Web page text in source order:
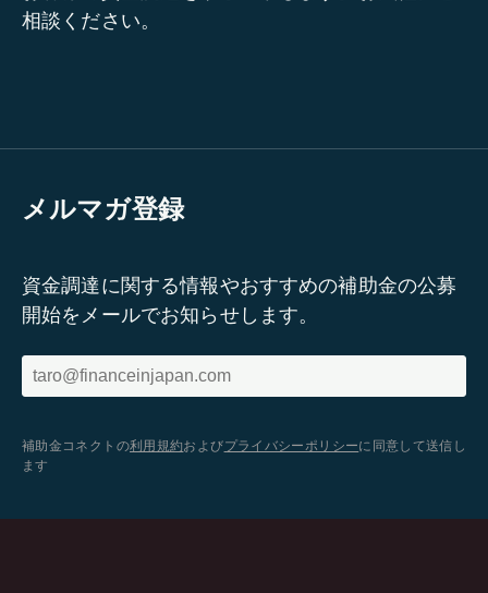
相談ください。
メルマガ登録
資金調達に関する情報やおすすめの補助金の公募
開始をメールでお知らせします。
補助金コネクトの利用規約およびプライバシーポリシーに同意して送信し
ます